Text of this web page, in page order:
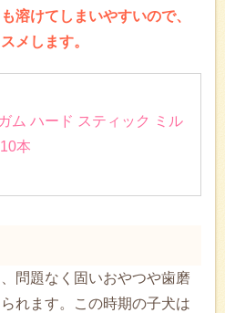
溶けてしまいやすいので、
メします。
ム ハード スティック ミル
本
問題なく固いおやつや歯磨
れます。この時期の子犬は